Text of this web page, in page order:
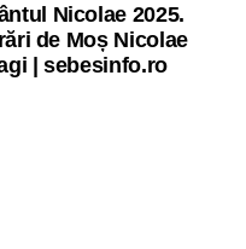
Nicolae 2025.
de Moș Nicolae
| sebesinfo.ro